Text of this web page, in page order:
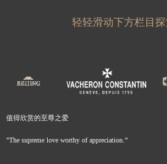
轻轻滑动下方栏目
值得欣赏的至尊之爱
"The supreme love worthy of appreciation.”